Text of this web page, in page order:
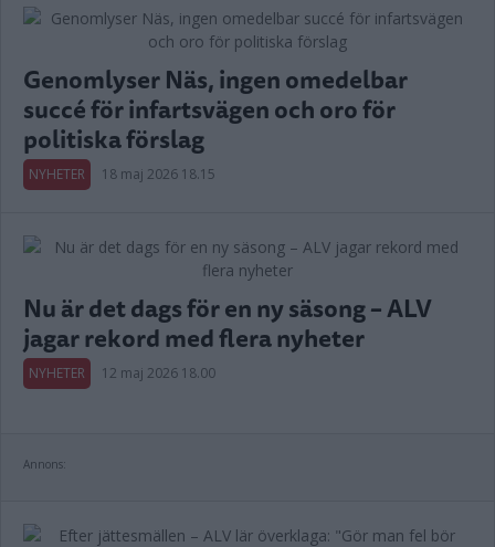
Genomlyser Näs, ingen omedelbar
succé för infartsvägen och oro för
politiska förslag
NYHETER 18 maj 2026 18.15
Nu är det dags för en ny säsong – ALV
jagar rekord med flera nyheter
NYHETER 12 maj 2026 18.00
Annons: